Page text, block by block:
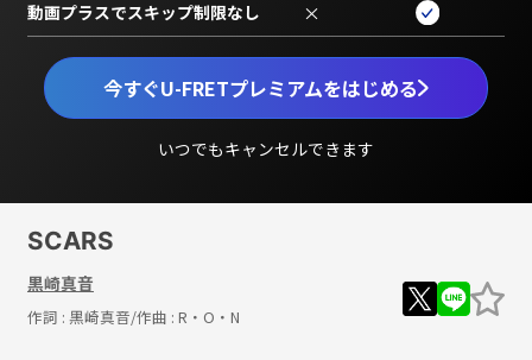
今すぐU-FRETプレミアムをはじめる
いつでもキャンセルできます
動画プラスでスキップ制限なし ×
SCARS
黒崎真音
作詞 : 黒崎真音/作曲 : R・O・N